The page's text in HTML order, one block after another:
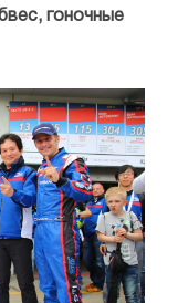
гоночные